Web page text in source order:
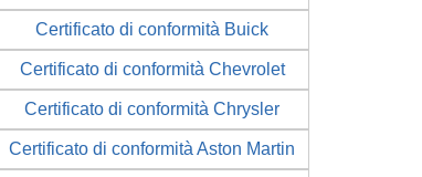
Certificato di conformità Buick
Certificato di conformità Chevrolet
Certificato di conformità Chrysler
Certificato di conformità Aston Martin